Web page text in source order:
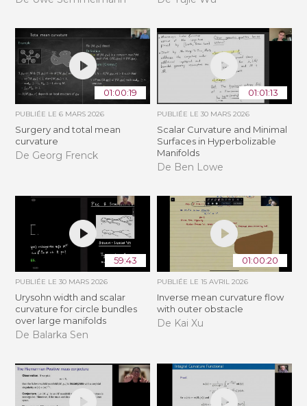
01:00:19
PUBLIÉE LE6 MARS 2026
Surgery and total mean
curvature
De Georg Frenck
01:01:13
PUBLIÉE LE 30 MARS 2026
Scalar Curvature and Minimal
Surfaces in Hyperbolizable
Manifolds
De Ben Lowe
59:43
PUBLIÉE LE30 MARS 2026
Urysohn width and scalar
curvature for circle bundles
over large manifolds
De Balarka Sen
01:00:20
PUBLIÉE LE 15 AVRIL 2026
Inverse mean curvature flow
with outer obstacle
De Kai Xu